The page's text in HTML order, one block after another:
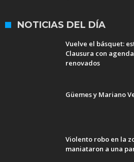
NOTICIAS DEL DÍA
Vuelve el básquet:
Clausura con
renovados
Güemes y Mariano
Violento robo en la
maniataron a una